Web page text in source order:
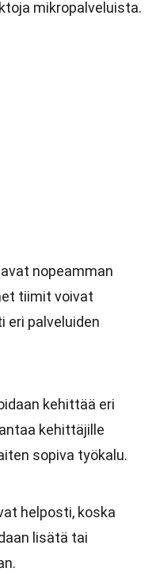
mikropalveluista.
nopeamman
tiimit voivat
eri palveluiden
kehittää eri
kehittäjille
sopiva työkalu.
helposti, koska
lisätä tai